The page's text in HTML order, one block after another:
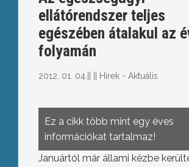
ellátórendszer teljes
egészében átalakul az
folyamán
2012. 01. 04. Hírek - Aktuális
Ez a cikk több mint egy éves
információkat tartalmaz!
Januártól már állami kézbe